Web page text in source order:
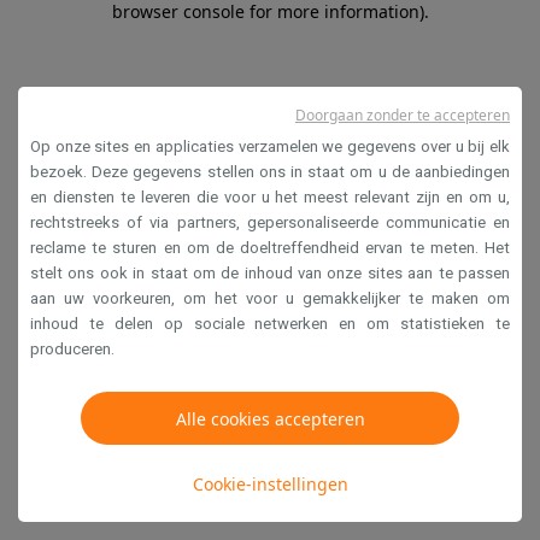
browser console for more information).
Op onze sites en applicaties verzamelen we gegevens over u bij elk
bezoek. Deze gegevens stellen ons in staat om u de aanbiedingen
en diensten te leveren die voor u het meest relevant zijn en om u,
rechtstreeks of via partners, gepersonaliseerde communicatie en
reclame te sturen en om de doeltreffendheid ervan te meten. Het
stelt ons ook in staat om de inhoud van onze sites aan te passen
aan uw voorkeuren, om het voor u gemakkelijker te maken om
inhoud te delen op sociale netwerken en om statistieken te
produceren.
Alle cookies accepteren
Cookie-instellingen
Doorgaan zonder te accepteren